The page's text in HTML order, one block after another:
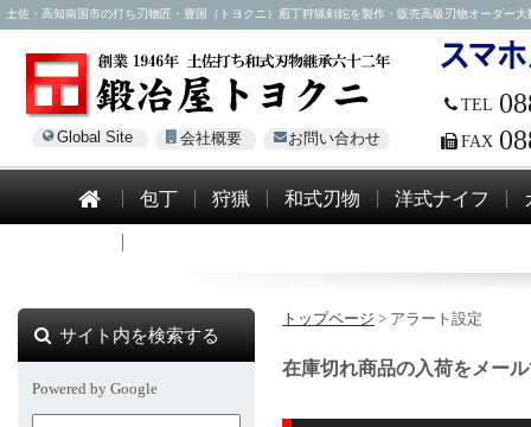
土佐・高知南国市の打ち刃物匠・豊国（トヨクニ）庖丁狩猟剣鉈を製作・販売高級刃物オーダー
Global Site 会社概要 お問い合わせ
TEL
FAX
包丁 狩猟 和式刃物 洋式ナイフ
トップページ > アラート設定
在庫切れ商品の入荷をメー
サイト内を検索する
Powered by Google